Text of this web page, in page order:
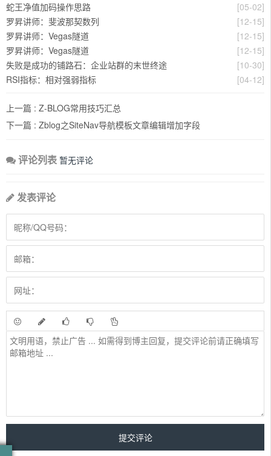
[05-02]
蛇王净值加码操作思路
[12-15]
罗昇讲师：斐波那契数列
[12-15]
罗昇讲师：Vegas隧道
[12-15]
罗昇讲师：Vegas隧道
[10-30]
失败是成功的铺路石：企业站群的末世终途
[04-12]
RSI指标：相对强弱指标
上一篇 : Z-BLOG常用技巧汇总
下一篇 : Zblog之SiteNav导航模板文章编辑增加字段
评论列表 暂无评论
发表评论
日 升 月 落